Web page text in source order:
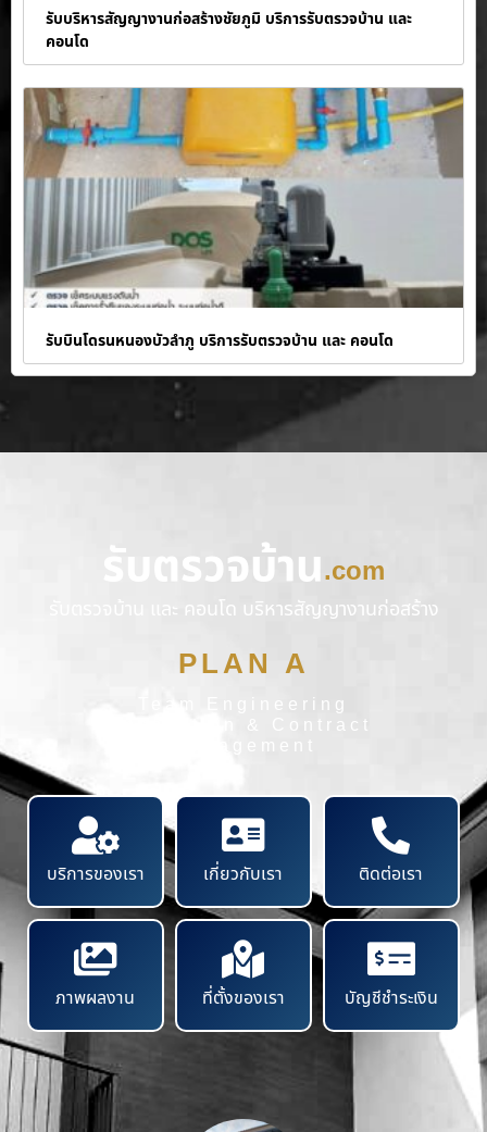
รับบริหารสัญญางานก่อสร้างชัยภูมิ บริการรับตรวจบ้าน และ
คอนโด
รับบินโดรนหนองบัวลำภู บริการรับตรวจบ้าน และ คอนโด
รับตรวจบ้าน.com
รับตรวจบ้าน และ คอนโด บริหารสัญญางานก่อสร้าง
PLAN A
Team Engineering
Inspection & Contract
Management
บริการของเรา เกี่ยวกับเรา ติดต่อเรา
ภาพผลงาน ที่ตั้งของเรา บัญชีชำระเงิน